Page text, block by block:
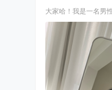
大家哈！我是一名男